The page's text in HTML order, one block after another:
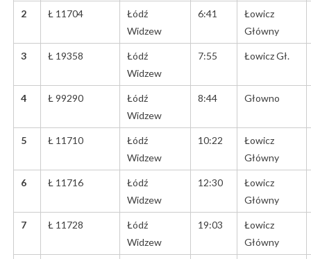
2 Ł 11704
Łódź
Widzew
6:41
Łowicz
Główny
3 Ł 19358
Łódź
Widzew
7:55 Łowicz Gł.
4 Ł 99290
Łódź
Widzew
8:44 Głowno
5 Ł 11710
Łódź
Widzew
10:22
Łowicz
Główny
6 Ł 11716
Łódź
Widzew
12:30
Łowicz
Główny
7 Ł 11728
Łódź
Widzew
19:03
Łowicz
Główny